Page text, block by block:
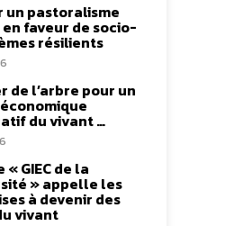
un pastoralisme
faveur de socio-
résilients
de l’arbre pour un
du vivant …
« GIEC de la
» appelle les
à devenir des
vivant